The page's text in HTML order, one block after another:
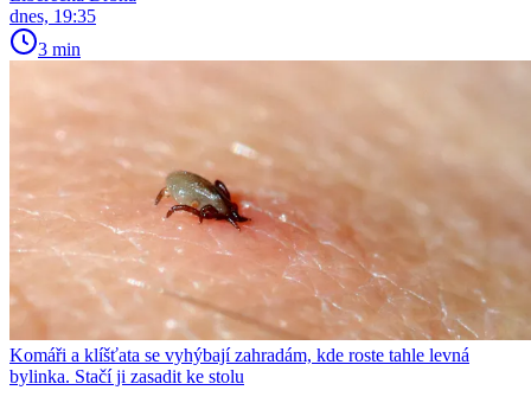
dnes, 19:35
3 min
Komáři a klíšťata se vyhýbají zahradám, kde roste tahle levná
bylinka. Stačí ji zasadit ke stolu